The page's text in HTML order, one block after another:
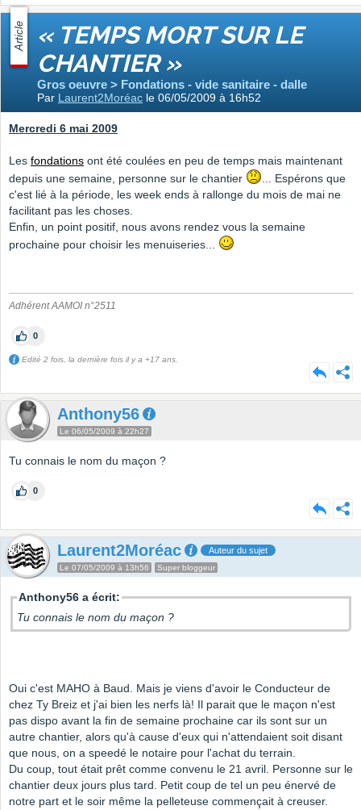
Article « TEMPS MORT SUR LE
CHANTIER »
Gros oeuvre > Fondations - vide sanitaire - dalle
Par Laurent2Moréac le 06/05/2009 à 16h52
Mercredi 6 mai 2009
Les fondations ont été coulées en peu de temps mais maintenant
depuis une semaine, personne sur le chantier
... Espérons que
c'est lié à la période, les week ends à rallonge du mois de mai ne
facilitant pas les choses.
Enfin, un point positif, nous avons rendez vous la semaine
prochaine pour choisir les menuiseries...
Adhérent AAMOI n°2511
0
Edité 2 fois, la dernière fois il y a +17 ans.
Anthony56
Le 06/05/2009 à 22h27
Tu connais le nom du maçon ?
0
Laurent2Moréac Auteur du sujet
Le 07/05/2009 à 13h56 Super bloggeur
Anthony56 a écrit:
Tu connais le nom du maçon ?
Oui c'est MAHO à Baud. Mais je viens d'avoir le Conducteur de
chez Ty Breiz et j'ai bien les nerfs là! Il parait que le maçon n'est
pas dispo avant la fin de semaine prochaine car ils sont sur un
autre chantier, alors qu'à cause d'eux qui n'attendaient soit disant
que nous, on a speedé le notaire pour l'achat du terrain.
Du coup, tout était prêt comme convenu le 21 avril. Personne sur le
chantier deux jours plus tard. Petit coup de tel un peu énervé de
notre part et le soir même la pelleteuse commençait à creuser.